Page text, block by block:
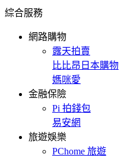
綜合服務
網路購物
露天拍賣
比比昂日本購物
媽咪愛
金融保險
Pi 拍錢包
易安網
旅遊娛樂
PChome 旅遊